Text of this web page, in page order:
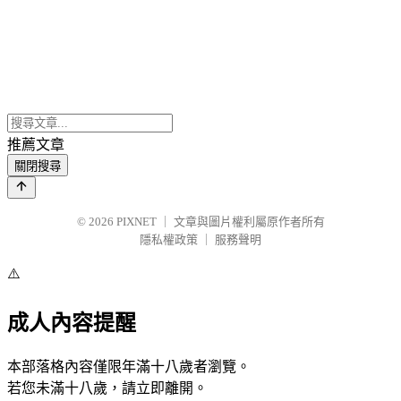
推薦文章
關閉搜尋
© 2026 PIXNET
文章與圖片權利屬原作者所有
隱私權政策
服務聲明
⚠️
成人內容提醒
本部落格內容僅限年滿十八歲者瀏覽。
若您未滿十八歲，請立即離開。